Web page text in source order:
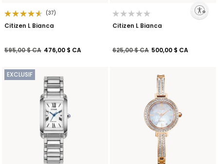
Enable accessibility
(37)
Citizen L Bianca
Prix réduit de
595,00 $ CAà476,00 $ CA
Citizen L Bianca
Prix réduit de
625,00 $ CAà500,00 $ CA
EXCLUSIF